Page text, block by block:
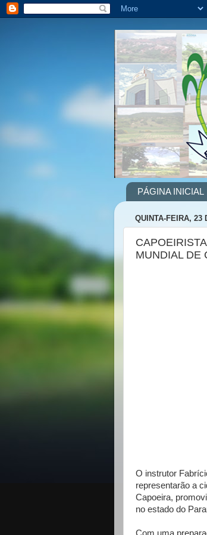
PÁGINA INICIAL
QUINTA-FEIRA, 23
MUNDIAL DE
O instrutor
representarão a
Capoeira,
no estado do